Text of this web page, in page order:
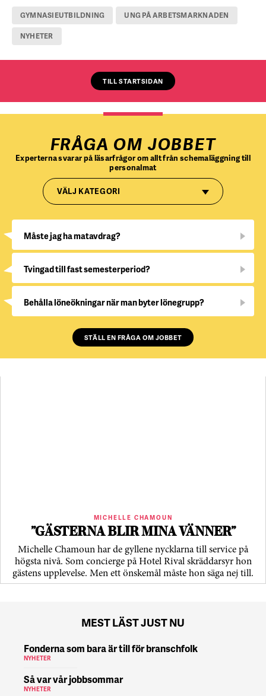
GYMNASIEUTBILDNING UNG PÅ ARBETSMARKNADEN
NYHETER
TILL STARTSIDAN
FRÅGA OM JOBBET
Experterna svarar på läsarfrågor om allt från schemaläggning till
personalmat
VÄLJ KATEGORI
Måste jag ha matavdrag?
Tvingad till fast semesterperiod?
Behålla löneökningar när man byter lönegrupp?
STÄLL EN FRÅGA OM JOBBET
MICHELLE CHAMOUN
”GÄSTERNA BLIR MINA VÄNNER”
Michelle Chamoun har de gyllene nycklarna till service på
högsta nivå. Som concierge på Hotel Rival skräddarsyr hon
gästens upp­levelse. Men ett önskemål måste hon säga nej till.
MEST LÄST JUST NU
Fonderna som bara är till för branschfolk
NYHETER
Så var vår jobbsommar
NYHETER